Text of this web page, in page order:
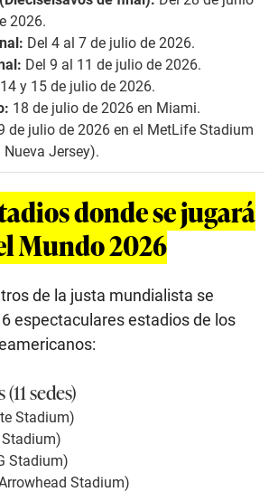
2026.
Del 4 al 7 de julio de 2026.
Del 9 al 11 de julio de 2026.
14 y 15 de julio de 2026.
18 de julio de 2026 en Miami.
de julio de 2026 en el MetLife Stadium
Jersey).
donde se jugará
Mundo 2026
de la justa mundialista se
espectaculares estadios de los
sedes)
Stadium)
Stadium)
Stadium)